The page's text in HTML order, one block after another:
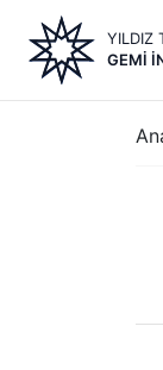
içeriğe
YILDIZ
GEMI